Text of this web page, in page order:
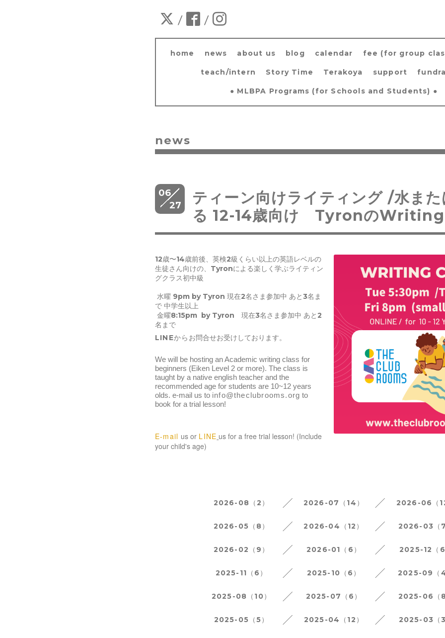
/ /
home news about us blog calendar fee (for group
teach/intern Story Time Terakoya support
● MLBPA Programs (for Schools and Students) ●
news
06
27
ティーン向けライティング /水また
る 12-14歳向け TyronのWriting
12歳〜14歳前後、英検2級くらい以上の英語レベルの
生徒さん向けの、Tyronによる楽しく学ぶライティン
グクラス初中級
水曜 9pm by Tyron 現在2名さま参加中 あと3名ま
で 中学生以上
金曜8:15pm by Tyron 現在3名さま参加中 あと2
名まで
LINEから お問合せお受けしております。
We will be hosting an Academic writing class for
beginners (Eiken Level 2 or more). The class is
taught by a native english teacher and the
recommended age for students are 10~12 years
olds. e-mail us to info@theclubrooms.org to
book for a trial lesson!
E-mail us or LINE us for a free trial lesson! (Include
your child's age)
2026-08（2） 2026-07（14） 2026-06（12
2026-05（8） 2026-04（12） 2026-03（7
2026-02（9） 2026-01（6） 2025-12（6
2025-11（6） 2025-10（6） 2025-09（4
2025-08（10） 2025-07（6） 2025-06（8
2025-05（5） 2025-04（12） 2025-03（3